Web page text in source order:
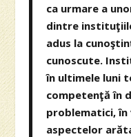
ca urmare a
dintre
adus la
cunoscute.
în ultimele luni
competenţă în
problematici, în
aspectelor